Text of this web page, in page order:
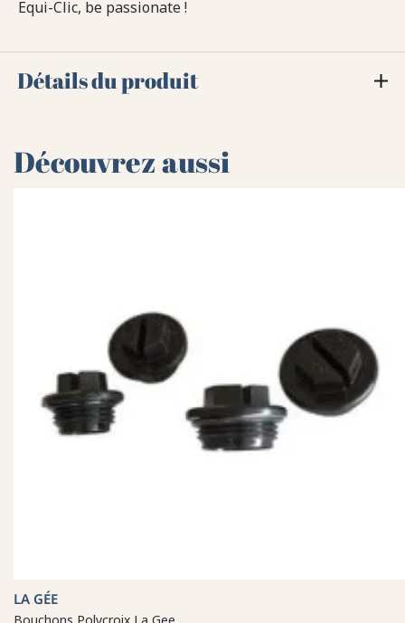
Equi-Clic, be passionate !
Détails du produit
Découvrez aussi
LA GÉE